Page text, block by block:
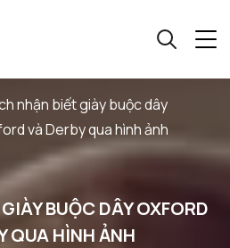
nhận biết giày buộc dây
và Derby qua hình ảnh
BUỘC DÂY OXFORD
QUA HÌNH ẢNH